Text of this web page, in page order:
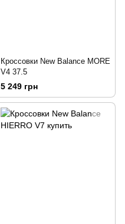
Кроссовки New Balance MORE
V4 37.5
5 249 грн